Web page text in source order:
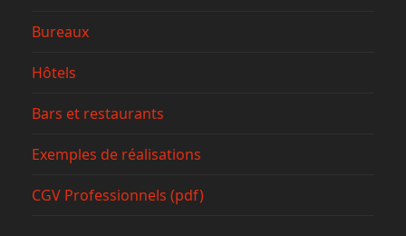
Bureaux
Hôtels
Bars et restaurants
Exemples de réalisations
CGV Professionnels (pdf)